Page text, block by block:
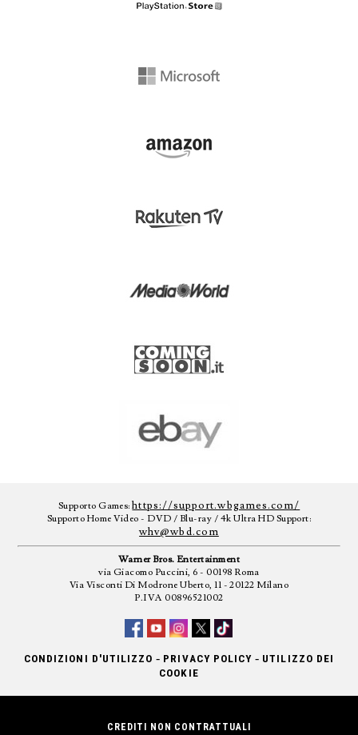
Supporto Games:https://support.wbgames.com/
Supporto Home Video - DVD / Blu-ray / 4k Ultra HD Support:
whv@wbd.com
Warner Bros. Entertainment
via Giacomo Puccini, 6 - 00198 Roma
Via Visconti Di Modrone Uberto, 11 - 20122 Milano
P.IVA 00896521002
CONDIZIONI D'UTILIZZO - PRIVACY POLICY - UTILIZZO DEI
COOKIE
CREDITI NON CONTRATTUALI